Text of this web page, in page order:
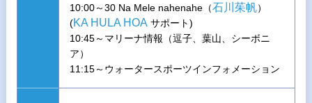
10:00～30 Na Mele nahenahe（石川茱帆）
(KA HULA HOA サポート)
10:45～マリーナ情報（逗子、葉山、シーボニ
ア）
11:15～ウォータースポーツインフォメーション